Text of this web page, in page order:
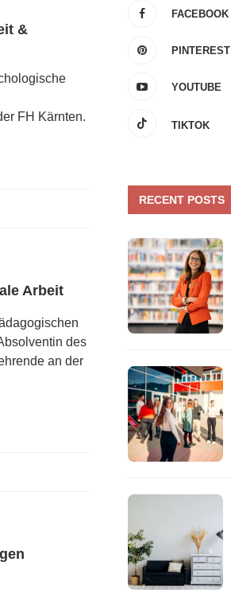
&
FH Kärnten.
Arbeit
des
an der
FACEBOOK
PINTEREST
YOUTUBE
TIKTOK
RECENT POSTS